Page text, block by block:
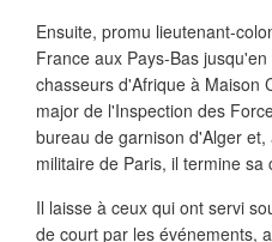
Ensuite, promu lieutenant-
France aux Pays-Bas
chasseurs d'Afrique à Maison
major de l'Inspection des
bureau de garnison d'Alger
militaire de Paris, il termine
Il laisse à ceux qui ont servi
de court par les événements,